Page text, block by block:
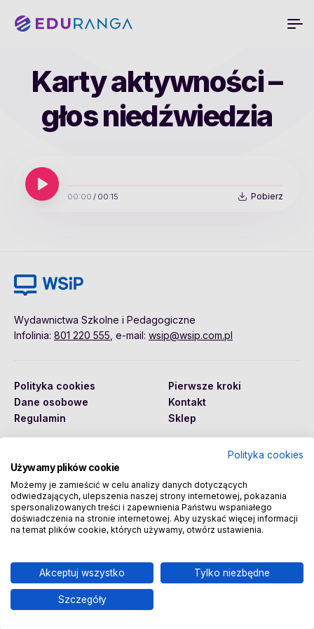
Karty aktywności –
głos niedźwiedzia
00:00 / 00:15 Pobierz
Wydawnictwa Szkolne i Pedagogiczne
Infolinia: 801 220 555 , e-mail: wsip@wsip.com.pl
Polityka cookies
Dane osobowe
Regulamin
Pierwsze kroki
Kontakt
Sklep
Copyright © 2026 Wydawnictwa Szkolne i Pedagogiczne
Spółka Akcyjna
Polityka cookies
Używamy plików cookie
Możemy je zamieścić w celu analizy danych dotyczących
odwiedzających, ulepszenia naszej strony internetowej, pokazania
spersonalizowanych treści i zapewnienia Państwu wspaniałego
doświadczenia na stronie internetowej. Aby uzyskać więcej informacji
na temat plików cookie, których używamy, otwórz ustawienia.
Akceptuj wszystko Tylko niezbędne
Szczegóły